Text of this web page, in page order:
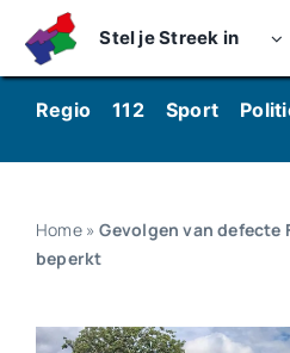
content
Stel je Streek in
Home
Nieuws
Luister
Regio 112 Sport
Home»Gevolgen van defecte
beperkt